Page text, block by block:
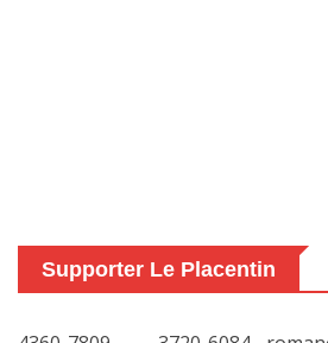
Supporter Le Placentin